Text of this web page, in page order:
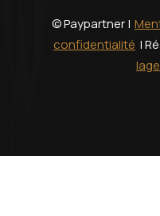
© Paypartner |
confidentialité |